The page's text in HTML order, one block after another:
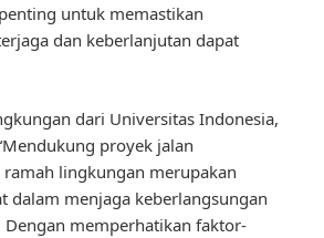
untuk memastikan
dan keberlanjutan dapat
dari Universitas Indonesia,
proyek jalan
lingkungan merupakan
dalam menjaga keberlangsungan
memperhatikan faktor-